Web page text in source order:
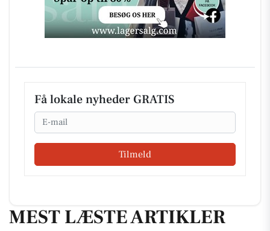
Få lokale nyheder GRATIS
Email
Tilmeld
MEST LÆSTE ARTIKLER